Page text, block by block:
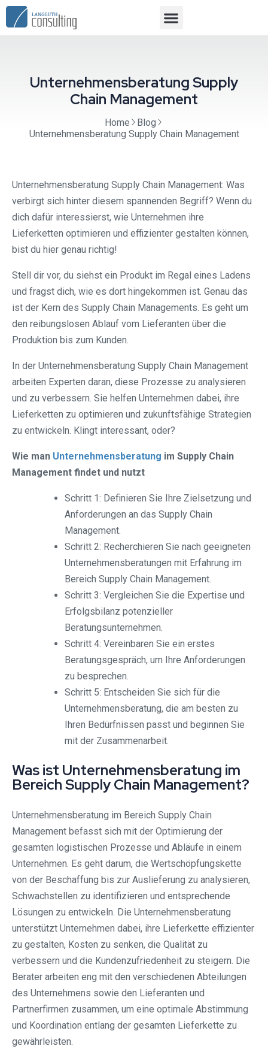
Unternehmensberatung Supply
Chain Management
Home
Blog
Unternehmensberatung Supply Chain Management
Unternehmensberatung Supply Chain Management: Was
verbirgt sich hinter diesem spannenden Begriff? Wenn du
dich dafür interessierst, wie Unternehmen ihre
Lieferketten optimieren und effizienter gestalten können,
bist du hier genau richtig!
Stell dir vor, du siehst ein Produkt im Regal eines Ladens
und fragst dich, wie es dort hingekommen ist. Genau das
ist der Kern des Supply Chain Managements. Es geht um
den reibungslosen Ablauf vom Lieferanten über die
Produktion bis zum Kunden.
In der Unternehmensberatung Supply Chain Management
arbeiten Experten daran, diese Prozesse zu analysieren
und zu verbessern. Sie helfen Unternehmen dabei, ihre
Lieferketten zu optimieren und zukunftsfähige Strategien
zu entwickeln. Klingt interessant, oder?
Wie man Unternehmensberatung im Supply Chain
Management findet und nutzt
Schritt 1: Definieren Sie Ihre Zielsetzung und
Anforderungen an das Supply Chain
Management.
Schritt 2: Recherchieren Sie nach geeigneten
Unternehmensberatungen mit Erfahrung im
Bereich Supply Chain Management.
Schritt 3: Vergleichen Sie die Expertise und
Erfolgsbilanz potenzieller
Beratungsunternehmen.
Schritt 4: Vereinbaren Sie ein erstes
Beratungsgespräch, um Ihre Anforderungen
zu besprechen.
Schritt 5: Entscheiden Sie sich für die
Unternehmensberatung, die am besten zu
Ihren Bedürfnissen passt und beginnen Sie
mit der Zusammenarbeit.
Was ist Unternehmensberatung im
Bereich Supply Chain Management?
Unternehmensberatung im Bereich Supply Chain
Management befasst sich mit der Optimierung der
gesamten logistischen Prozesse und Abläufe in einem
Unternehmen. Es geht darum, die Wertschöpfungskette
von der Beschaffung bis zur Auslieferung zu analysieren,
Schwachstellen zu identifizieren und entsprechende
Lösungen zu entwickeln. Die Unternehmensberatung
unterstützt Unternehmen dabei, ihre Lieferkette effizienter
zu gestalten, Kosten zu senken, die Qualität zu
verbessern und die Kundenzufriedenheit zu steigern. Die
Berater arbeiten eng mit den verschiedenen Abteilungen
des Unternehmens sowie den Lieferanten und
Partnerfirmen zusammen, um eine optimale Abstimmung
und Koordination entlang der gesamten Lieferkette zu
gewährleisten.